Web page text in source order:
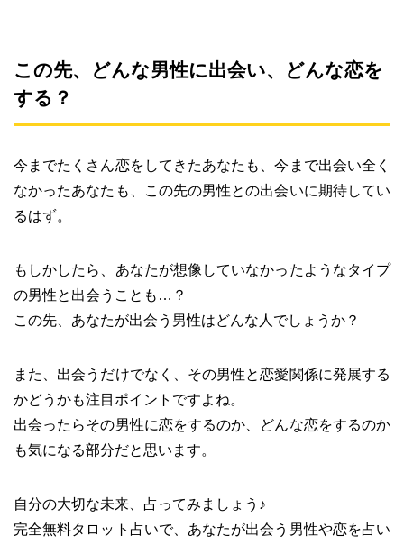
この先、どんな男性に出会い、どんな恋を
する？
今までたくさん恋をしてきたあなたも、今まで出会い全く
なかったあなたも、この先の男性との出会いに期待してい
るはず。
もしかしたら、あなたが想像していなかったようなタイプ
の男性と出会うことも…？
この先、あなたが出会う男性はどんな人でしょうか？
また、出会うだけでなく、その男性と恋愛関係に発展する
かどうかも注目ポイントですよね。
出会ったらその男性に恋をするのか、どんな恋をするのか
も気になる部分だと思います。
自分の大切な未来、占ってみましょう♪
完全無料タロット占いで、あなたが出会う男性や恋を占い